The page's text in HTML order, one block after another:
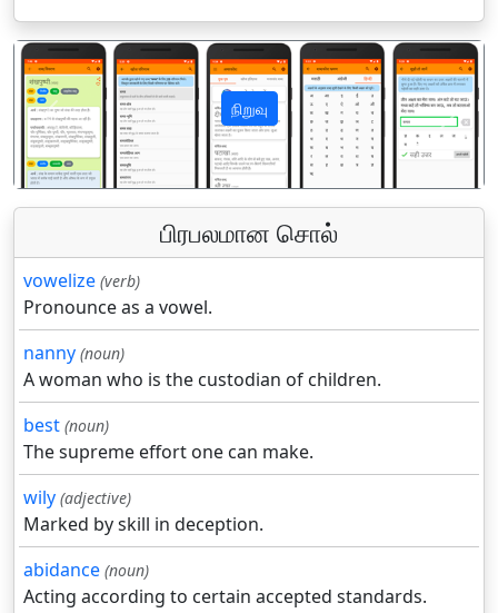
நிறுவு
पिछला अगला
பிரபலமான சொல்
vowelize (verb)
Pronounce as a vowel.
nanny (noun)
A woman who is the custodian of children.
best (noun)
The supreme effort one can make.
wily (adjective)
Marked by skill in deception.
abidance (noun)
Acting according to certain accepted standards.